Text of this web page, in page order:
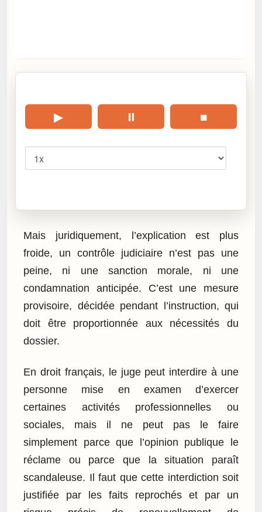
▶ ⏸ ■
Mais juridiquement, l’explication est plus
froide, un contrôle judiciaire n’est pas une
peine, ni une sanction morale, ni une
condamnation anticipée. C’est une mesure
provisoire, décidée pendant l’instruction, qui
doit être proportionnée aux nécessités du
dossier.
En droit français, le juge peut interdire à une
personne mise en examen d’exercer
certaines activités professionnelles ou
sociales, mais il ne peut pas le faire
simplement parce que l’opinion publique le
réclame ou parce que la situation paraît
scandaleuse. Il faut que cette interdiction soit
justifiée par les faits reprochés et par un